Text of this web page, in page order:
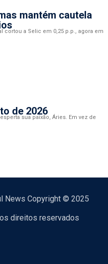
mantém cautela
cortou a Selic em 0,25 p.p., agora em
de 2026
sua paixão, Áries. Em vez de
News Copyright © 2025
direitos reservados